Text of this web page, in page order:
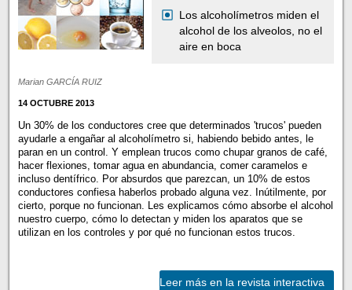
Los alcoholímetros miden el
alcohol de los alveolos, no el
aire en boca
Marian GARCÍA RUIZ
14 OCTUBRE 2013
Un 30% de los conductores cree que determinados 'trucos' pueden
ayudarle a engañar al alcoholímetro si, habiendo bebido antes, le
paran en un control. Y emplean trucos como chupar granos de café,
hacer flexiones, tomar agua en abundancia, comer caramelos e
incluso dentífrico. Por absurdos que parezcan, un 10% de estos
conductores confiesa haberlos probado alguna vez. Inútilmente, por
cierto, porque no funcionan. Les explicamos cómo absorbe el alcohol
nuestro cuerpo, cómo lo detectan y miden los aparatos que se
utilizan en los controles y por qué no funcionan estos trucos.
Leer más en la revista interactiva